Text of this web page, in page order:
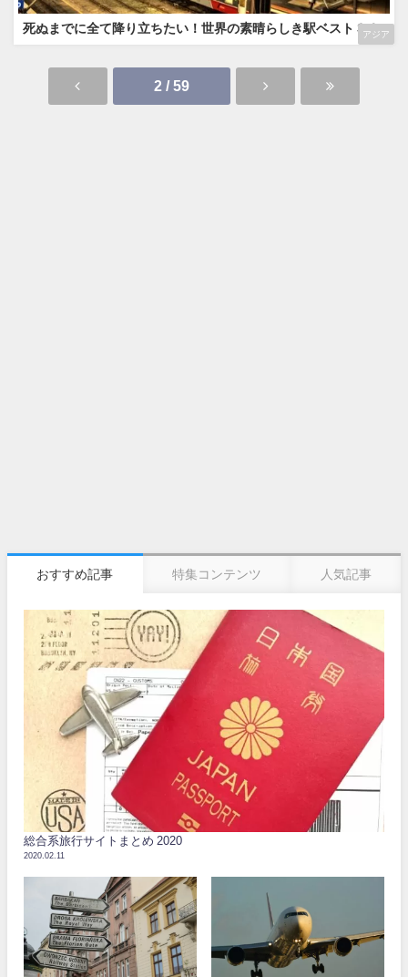
アジア
死ぬまでに全て降り立ちたい！世界の素晴らしき駅ベスト３０
2 / 59
おすすめ記事 特集コンテンツ 人気記事
総合系旅行サイトまとめ 2020
2020.02.11